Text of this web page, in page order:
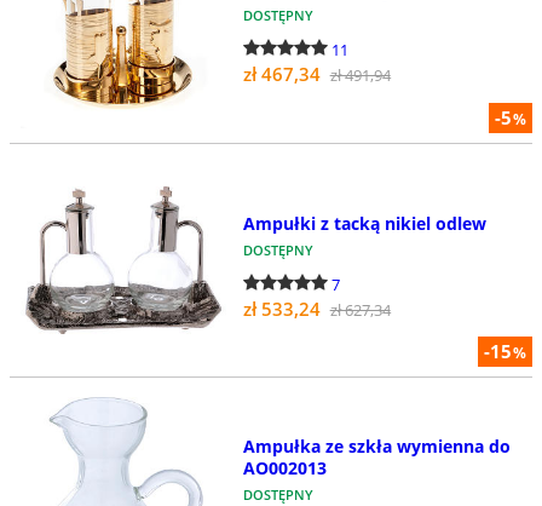
-5%
DOSTĘPNY
11
zł 467,34 zł 491,94
-15%
Ampułki z tacką nikiel odlew
DOSTĘPNY
7
zł 533,24 zł 627,34
Ampułka ze szkła wymienna do
AO002013
DOSTĘPNY